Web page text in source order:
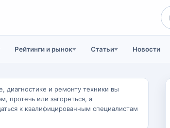
Рейтинги и рынок Статьи Новости
диагностике и ремонту техники вы
протечь или загореться, а
к квалифицированным специалистам